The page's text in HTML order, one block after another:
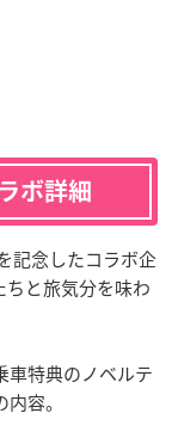
ボ詳細
記念したコラボ企
と旅気分を味わ
車特典のノベルテ
容。